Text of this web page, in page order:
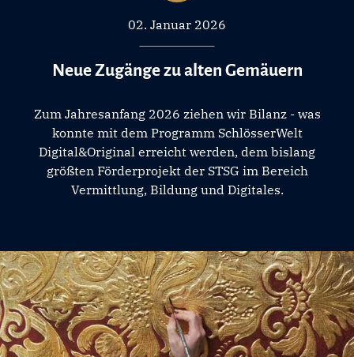
02. Januar 2026
Neue Zugänge zu alten Gemäuern
Zum Jahresanfang 2026 ziehen wir Bilanz - was
konnte mit dem Programm SchlösserWelt
Digital&Original erreicht werden, dem bislang
größten Förderprojekt der STSG im Bereich
Vermittlung, Bildung und Digitales.